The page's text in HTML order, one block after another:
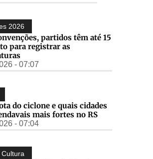
2026
partidos têm até 15
para registrar as
- 07:07
do ciclone e quais cidades
mais fortes no RS
- 07:04